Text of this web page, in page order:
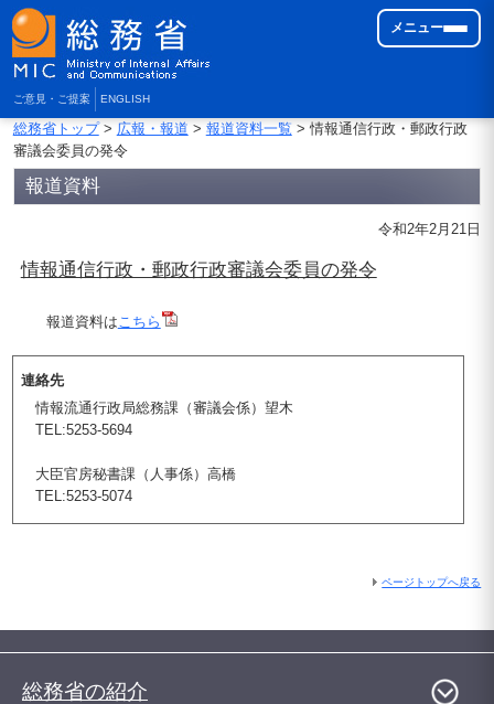
ご意見・ご提案 ENGLISH
メニュー
総務省トップ> 広報・報道 > 報道資料一覧> 情報通信行政・郵政行政
審議会委員の発令
報道資料
令和2年2月21日
情報通信行政・郵政行政審議会委員の発令
報道資料はこちら
連絡先
情報流通行政局総務課（審議会係）望木
TEL:5253-5694
大臣官房秘書課（人事係）高橋
TEL:5253-5074
ページトップへ戻る
総務省の紹介